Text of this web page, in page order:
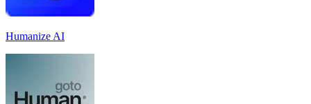
Humanize AI